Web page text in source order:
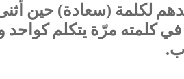
لكلمة (سعادة) حين
في كلمته مرّة يتكلم